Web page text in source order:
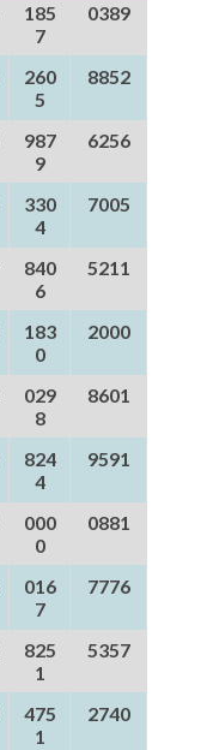
185
7
0389
260
5
8852
987
9
6256
330
4
7005
840
6
5211
183
0
2000
029
8
8601
824
4
9591
000
0
0881
016
7
7776
825
1
5357
475
1
2740